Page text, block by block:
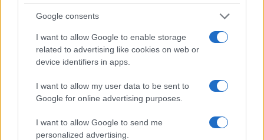
Google consents
I want to allow Google to enable storage
related to advertising like cookies on web or
device identifiers in apps.
I want to allow my user data to be sent to
Google for online advertising purposes.
I want to allow Google to send me
personalized advertising.